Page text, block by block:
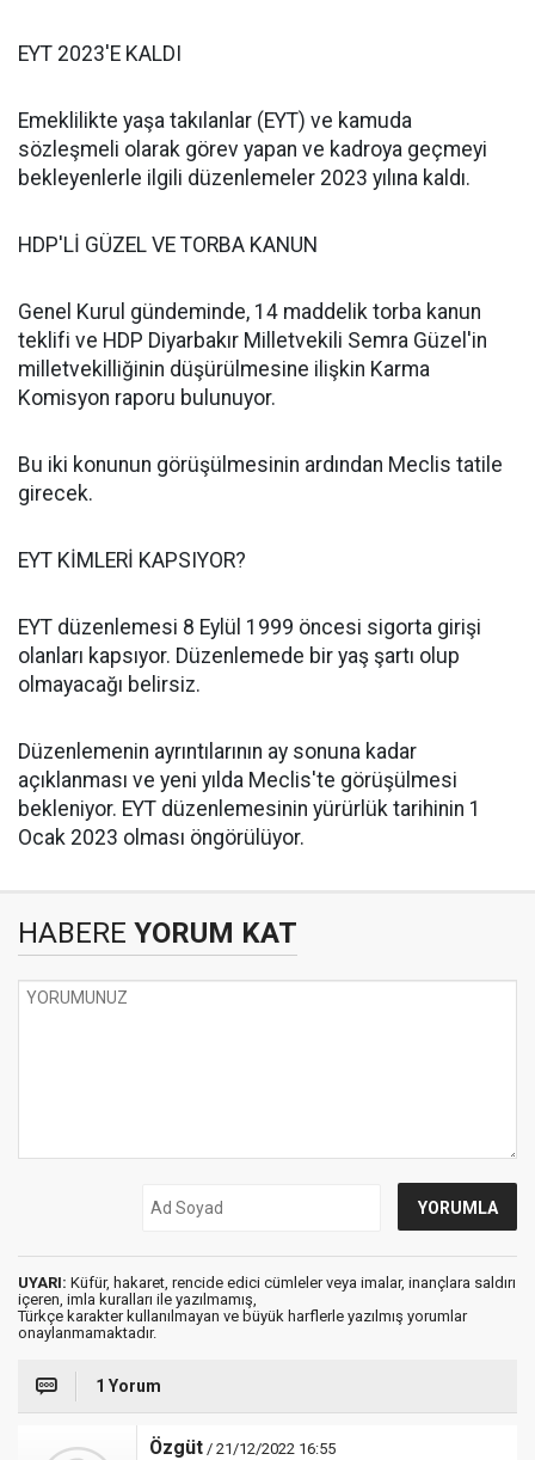
EYT 2023'E KALDI
Emeklilikte yaşa takılanlar (EYT) ve kamuda
sözleşmeli olarak görev yapan ve kadroya geçmeyi
bekleyenlerle ilgili düzenlemeler 2023 yılına kaldı.
HDP'Lİ GÜZEL VE TORBA KANUN
Genel Kurul gündeminde, 14 maddelik torba kanun
teklifi ve HDP Diyarbakır Milletvekili Semra Güzel'in
milletvekilliğinin düşürülmesine ilişkin Karma
Komisyon raporu bulunuyor.
Bu iki konunun görüşülmesinin ardından Meclis tatile
girecek.
EYT KİMLERİ KAPSIYOR?
EYT düzenlemesi 8 Eylül 1999 öncesi sigorta girişi
olanları kapsıyor. Düzenlemede bir yaş şartı olup
olmayacağı belirsiz.
Düzenlemenin ayrıntılarının ay sonuna kadar
açıklanması ve yeni yılda Meclis'te görüşülmesi
bekleniyor. EYT düzenlemesinin yürürlük tarihinin 1
Ocak 2023 olması öngörülüyor.
HABERE YORUM KAT
UYARI: Küfür, hakaret, rencide edici cümleler veya imalar, inançlara saldırı
içeren, imla kuralları ile yazılmamış,
Türkçe karakter kullanılmayan ve büyük harflerle yazılmış yorumlar
onaylanmamaktadır.
1 Yorum
Özgüt / 21/12/2022 16:55